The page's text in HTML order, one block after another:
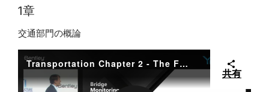
I
A
1章
交通部門の概論
Transportation Chapter 2 - The Future Happening Now
共有